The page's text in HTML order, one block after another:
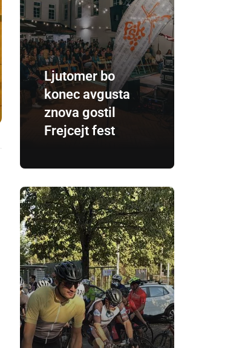
Ljutomer bo
konec avgusta
znova gostil
Frejcejt fest